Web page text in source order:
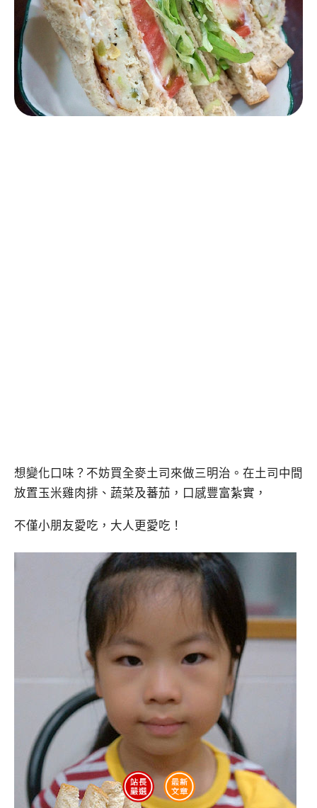
想變化口味？不妨買全麥土司來做三明治。在土司中間
放置玉米雞肉排、蔬菜及蕃茄，口感豐富紮實，
不僅小朋友愛吃，大人更愛吃！